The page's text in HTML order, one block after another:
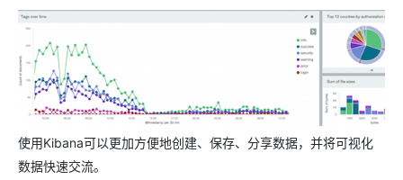
使用Kibana可以更加方便地创建、保存、分享数据，并将可视化
数据快速交流。